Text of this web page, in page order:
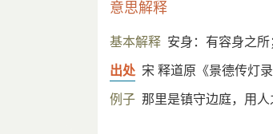
意思解释
基本解释 安身：有容身之
出处 宋 释道原《景德传灯
例子 那里是镇守边庭，用